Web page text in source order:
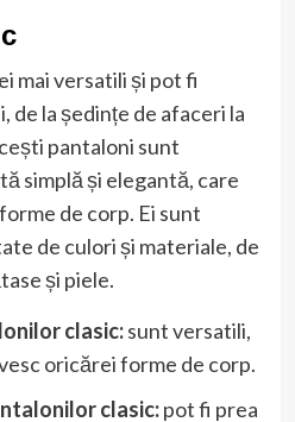
mai versatili și pot fi
de la ședințe de afaceri la
pantaloni sunt
simplă și elegantă, care
de corp. Ei sunt
de culori și materiale, de
și piele.
clasic:sunt versatili,
oricărei forme de corp.
clasic:pot fi prea